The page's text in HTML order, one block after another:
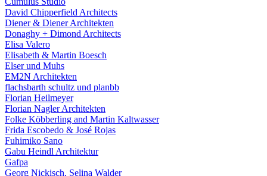
David Chipperfield Architects
Diener & Diener Architekten
Donaghy + Dimond Architects
Elisa Valero
Elisabeth & Martin Boesch
Elser und Muhs
EM2N Architekten
flachsbarth schultz und planbb
Florian Heilmeyer
Florian Nagler Architekten
Folke Köbberling and Martin Kaltwasser
Frida Escobedo & José Rojas
Fuhimiko Sano
Gabu Heindl Architektur
Gafpa
Georg Nickisch, Selina Walder